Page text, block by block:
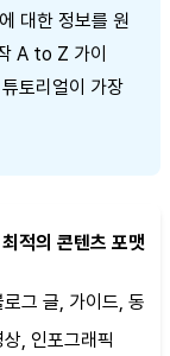
대한 정보를 원
A to Z 가이
토리얼이 가장
최적의 콘텐츠 포맷
로그 글, 가이드, 동
상, 인포그래픽